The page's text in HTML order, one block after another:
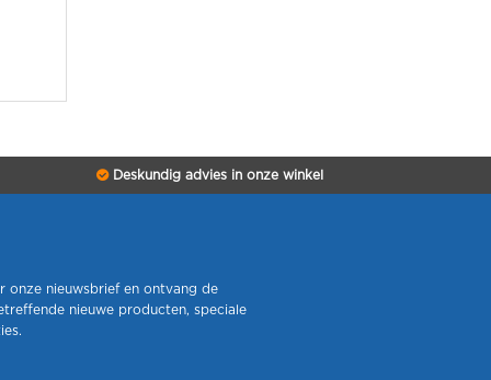
Deskundig advies in onze winkel
onze nieuwsbrief en ontvang de
nieuwe producten, speciale